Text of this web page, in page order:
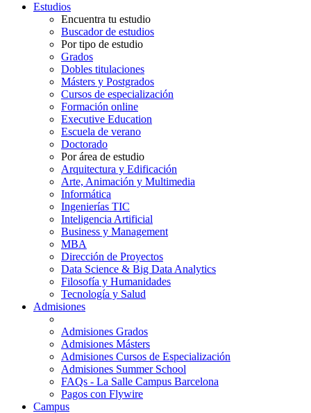
Estudios
Encuentra tu estudio
Buscador de estudios
Por tipo de estudio
Grados
Dobles titulaciones
Másters y Postgrados
Cursos de especialización
Formación online
Executive Education
Escuela de verano
Doctorado
Por área de estudio
Arquitectura y Edificación
Arte, Animación y Multimedia
Informática
Ingenierías TIC
Inteligencia Artificial
Business y Management
MBA
Dirección de Proyectos
Data Science & Big Data Analytics
Filosofía y Humanidades
Tecnología y Salud
Admisiones
Admisiones Grados
Admisiones Másters
Admisiones Cursos de Especialización
Admisiones Summer School
FAQs - La Salle Campus Barcelona
Pagos con Flywire
Campus